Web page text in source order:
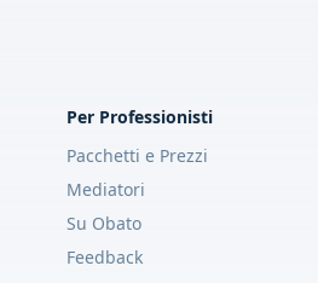
Per Professionisti
Pacchetti e Prezzi
Mediatori
Su Obato
Feedback